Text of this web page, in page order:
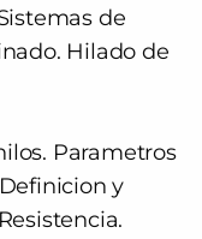
de
Hilado de
Parametros
y